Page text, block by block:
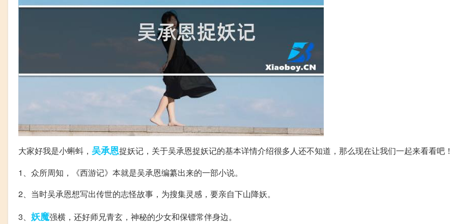
大家好我是小蝌蚪， 吴承恩捉妖记，关于吴承恩捉妖记的基本详情介绍很多人还不知道，那么现在让我们一起来看看吧！
1、众所周知，《西游记》本就是吴承恩编纂出来的一部小说。
2、当时吴承恩想写出传世的志怪故事，为搜集灵感，要亲自下山降妖。
3、 妖魔强横，还好师兄青玄，神秘的少女和保镖常伴身边。